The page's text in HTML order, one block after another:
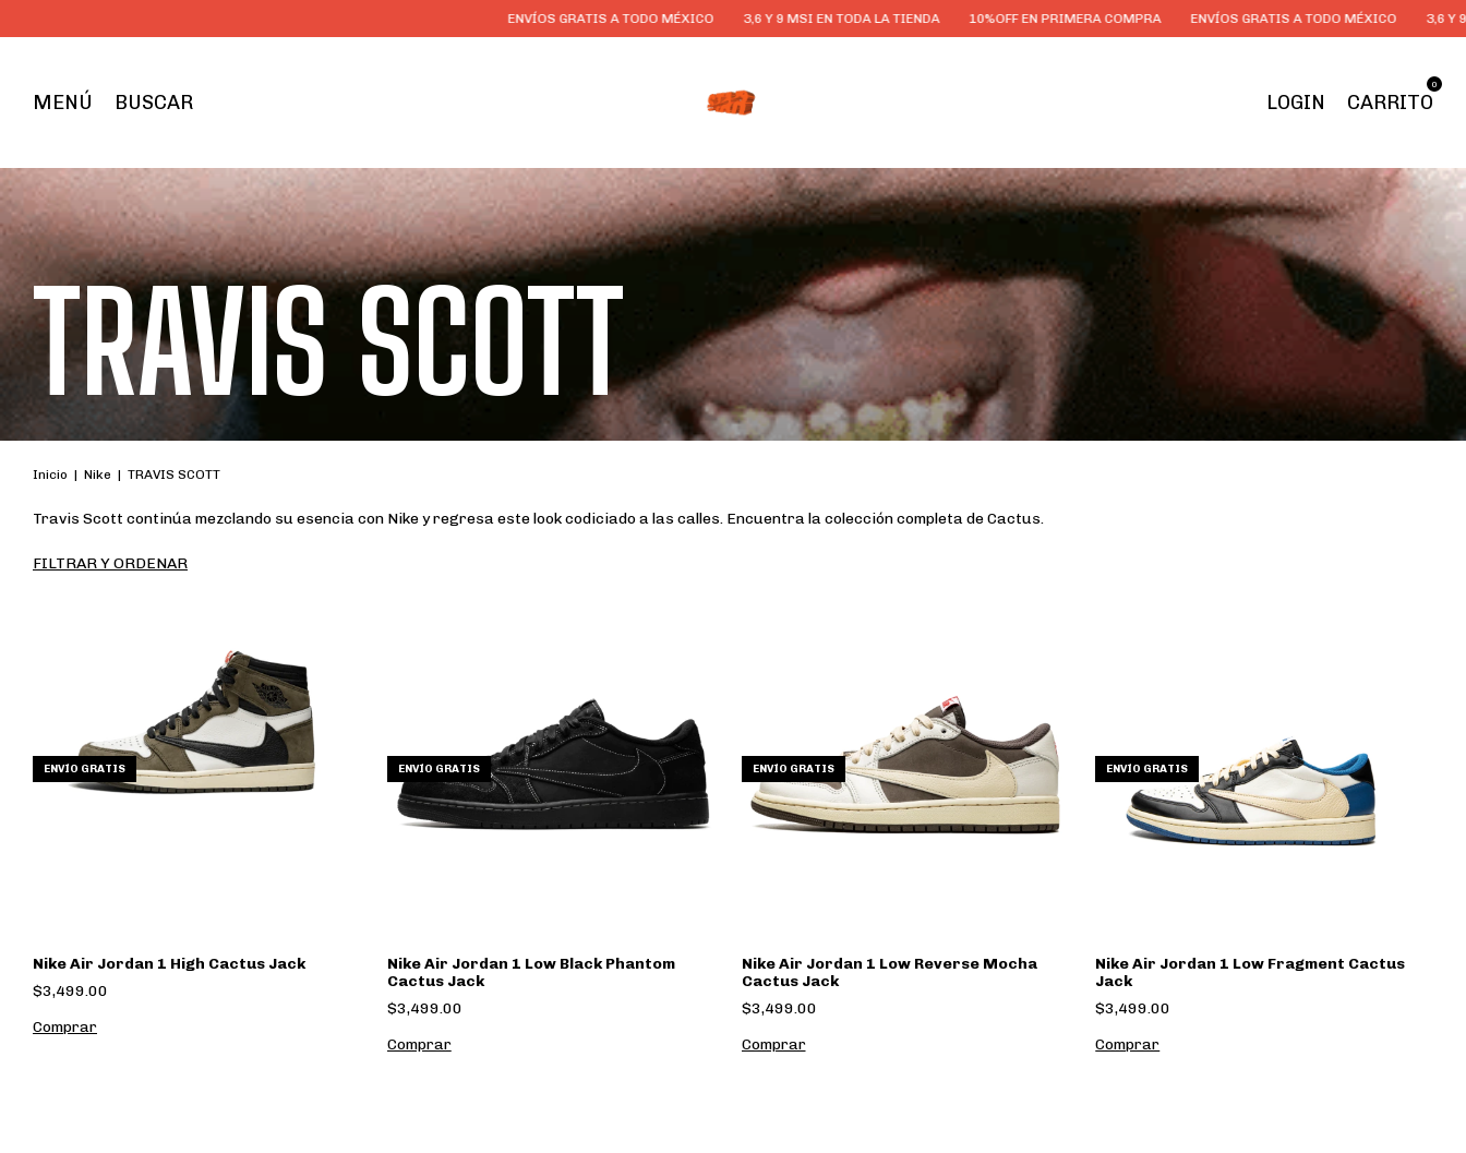
ENVÍOS GRATIS A TODO MÉXICO 3,6 Y 9 MSI EN TODA LA TIENDA 10%OFF EN PRIMERA COMPRA ENVÍOS GRATIS A TODO MÉXICO 3,6 Y 9 MSI EN
MENÚ BUSCAR LOGIN CARRITO
0
TRAVIS SCOTT
Inicio | Nike | TRAVIS SCOTT
Travis Scott continúa mezclando su esencia con Nike y regresa este look codiciado a las calles. Encuentra la colección completa de Cactus.
FILTRAR Y ORDENAR
ENVÍO GRATIS
Nike Air Jordan 1 High Cactus Jack
$3,499.00
Comprar
ENVÍO GRATIS
Nike Air Jordan 1 Low Black Phantom
Cactus Jack
$3,499.00
Comprar
ENVÍO GRATIS
Nike Air Jordan 1 Low Reverse Mocha
Cactus Jack
$3,499.00
Comprar
ENVÍO GRATIS
Nike Air Jordan 1 Low Fragment Cactus
Jack
$3,499.00
Comprar